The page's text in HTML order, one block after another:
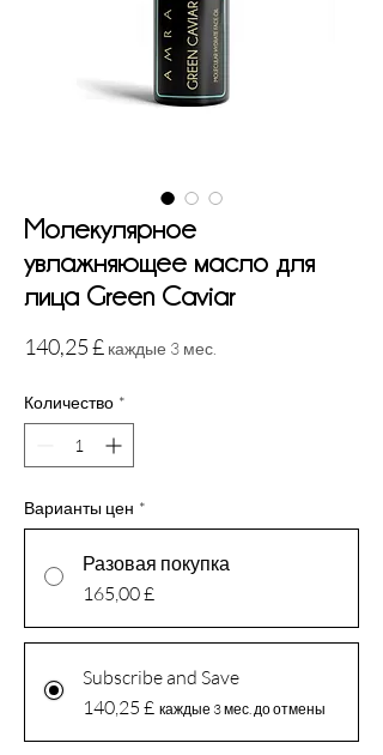
Молекулярное
увлажняющее масло для
лица Green Caviar
140,25 £Цена
каждые 3 мес.
Количество *
Варианты цен *
Разовая покупка
165,00 £
Subscribe and Save
140,25 £ каждые 3 мес. до отмены